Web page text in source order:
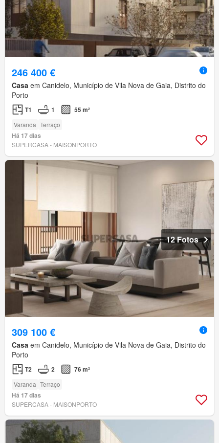
246 400 €
Casa em Canidelo, Município de Vila Nova de Gaia, Distrito do
Porto
T1 1 55 m²
Varanda Terraço
Há 17 dias
SUPERCASA - MAISONPORTO
12 Fotos
309 100 €
Casa em Canidelo, Município de Vila Nova de Gaia, Distrito do
Porto
T2 2 76 m²
Varanda Terraço
Há 17 dias
SUPERCASA - MAISONPORTO